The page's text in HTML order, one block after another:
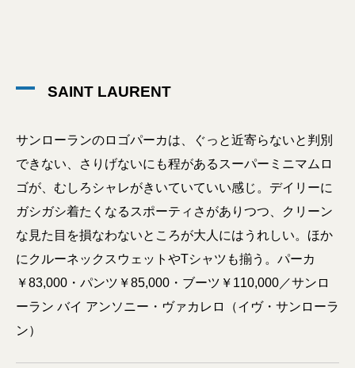
SAINT LAURENT
サンローランのロゴパーカは、ぐっと近寄らないと判別
できない、さりげないにも程があるスーパーミニマムロ
ゴが、むしろシャレがきいていていい感じ。デイリーに
ガシガシ着たくなるスポーティさがありつつ、クリーン
な見た目を損なわないところが大人にはうれしい。ほか
にクルーネックスウェットやTシャツも揃う。パーカ
￥83,000・パンツ￥85,000・ブーツ￥110,000／サンロ
ーラン バイ アンソニー・ヴァカレロ（イヴ・サンローラ
ン）